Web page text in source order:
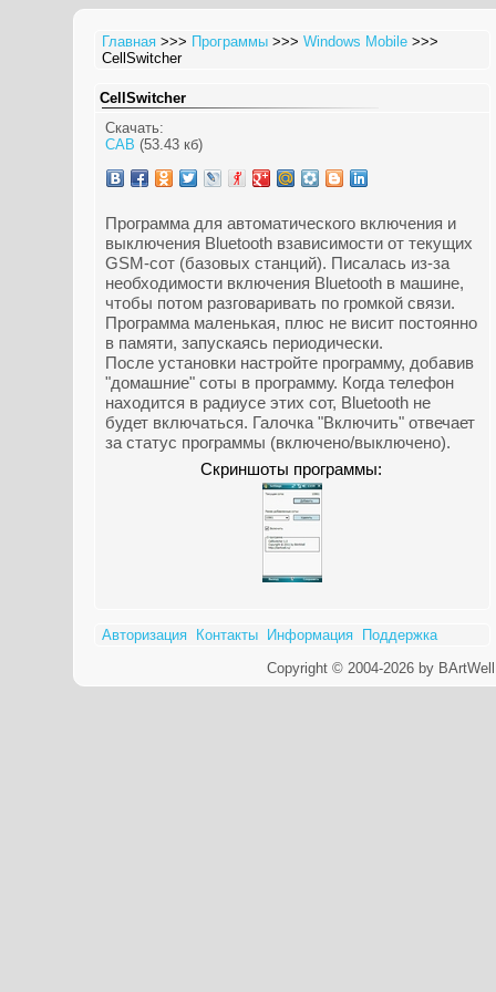
Главная >>> Программы >>>Windows Mobile >>>
CellSwitcher
CellSwitcher
Скачать:
CAB (53.43 кб)
Программа для автоматического включения и
выключения Bluetooth взависимости от текущих
GSM-сот (базовых станций). Писалась из-за
необходимости включения Bluetooth в машине,
чтобы потом разговаривать по громкой связи.
Программа маленькая, плюс не висит постоянно
в памяти, запускаясь периодически.
После установки настройте программу, добавив
"домашние" соты в программу. Когда телефон
находится в радиусе этих сот, Bluetooth не
будет включаться. Галочка "Включить" отвечает
за статус программы (включено/выключено).
Скриншоты программы:
Авторизация Контакты Информация
Поддержка
Copyright © 2004-2026 by BArtWell